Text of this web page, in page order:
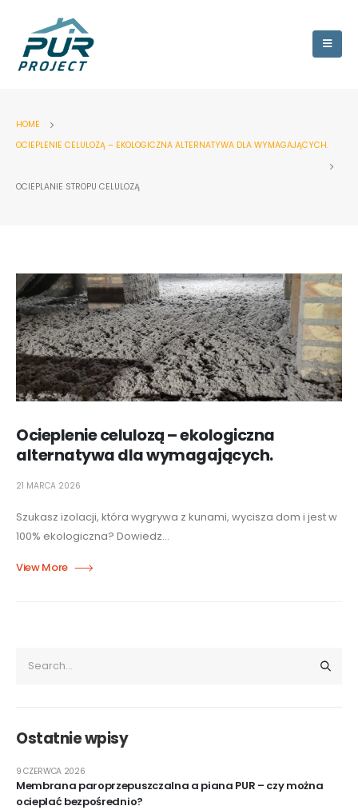
HOME
OCIEPLENIE CELULOZĄ – EKOLOGICZNA ALTERNATYWA DLA WYMAGAJĄCYCH.
OCIEPLANIE STROPU CELULOZĄ
Ocieplenie celulozą – ekologiczna
alternatywa dla wymagających.
21 MARCA 2026
Szukasz izolacji, która wygrywa z kunami, wycisza dom i jest w
100% ekologiczna? Dowiedz...
Ostatnie wpisy
Membrana paroprzepuszczalna a piana PUR – czy można
ocieplać bezpośrednio?
9 CZERWCA 2026